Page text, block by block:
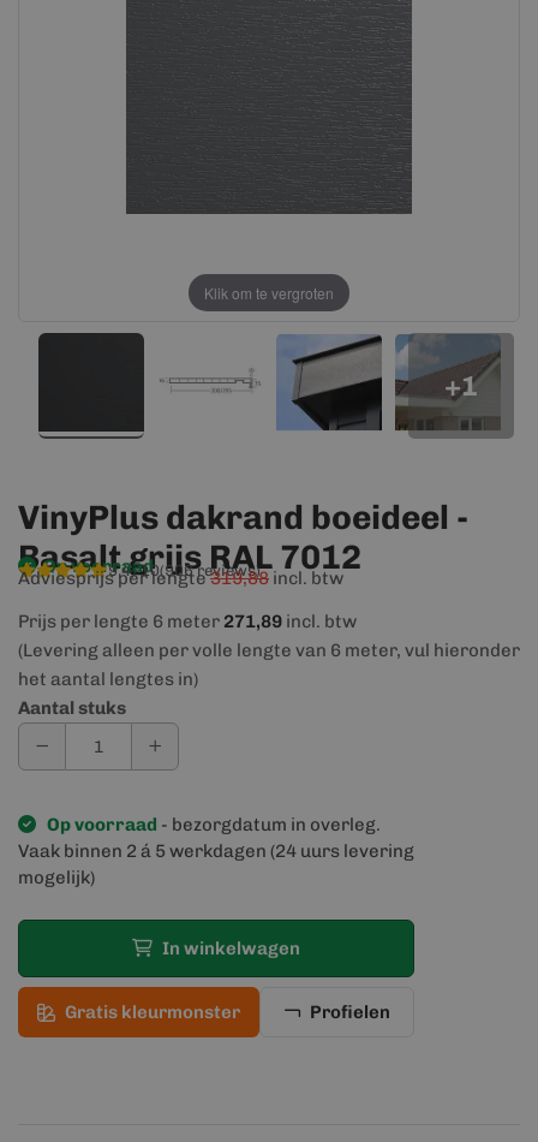
Klik om te vergroten
+1
VinyPlus dakrand boeideel -
Basalt grijs RAL 7012
Op voorraad
9,4/10(906 reviews)
Adviesprijs per lengte319,88 incl. btw
Prijs per lengte 6 meter 271,89 incl. btw
(Levering alleen per volle lengte van 6 meter, vul hieronder
het aantal lengtes in)
Aantal stuks
Op voorraad - bezorgdatum in overleg.
Vaak binnen 2 á 5 werkdagen (24 uurs levering
mogelijk)
In winkelwagen
Gratis kleurmonster Profielen